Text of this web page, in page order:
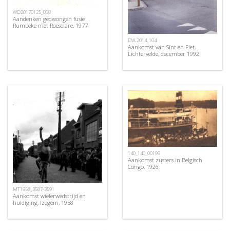
WD20170125_038
Aandenken gedwongen fusie
Rumbeke met Roeselare, 1977
DVL2014_104
Aankomst van Sint en Piet,
Lichtervelde, december 1992
MT1958_3587-3591
Aankomst wielerwedstrijd en
huldiging, Izegem, 1958
140_140_00199
Aankomst zusters in Belgisch
Congo, 1926